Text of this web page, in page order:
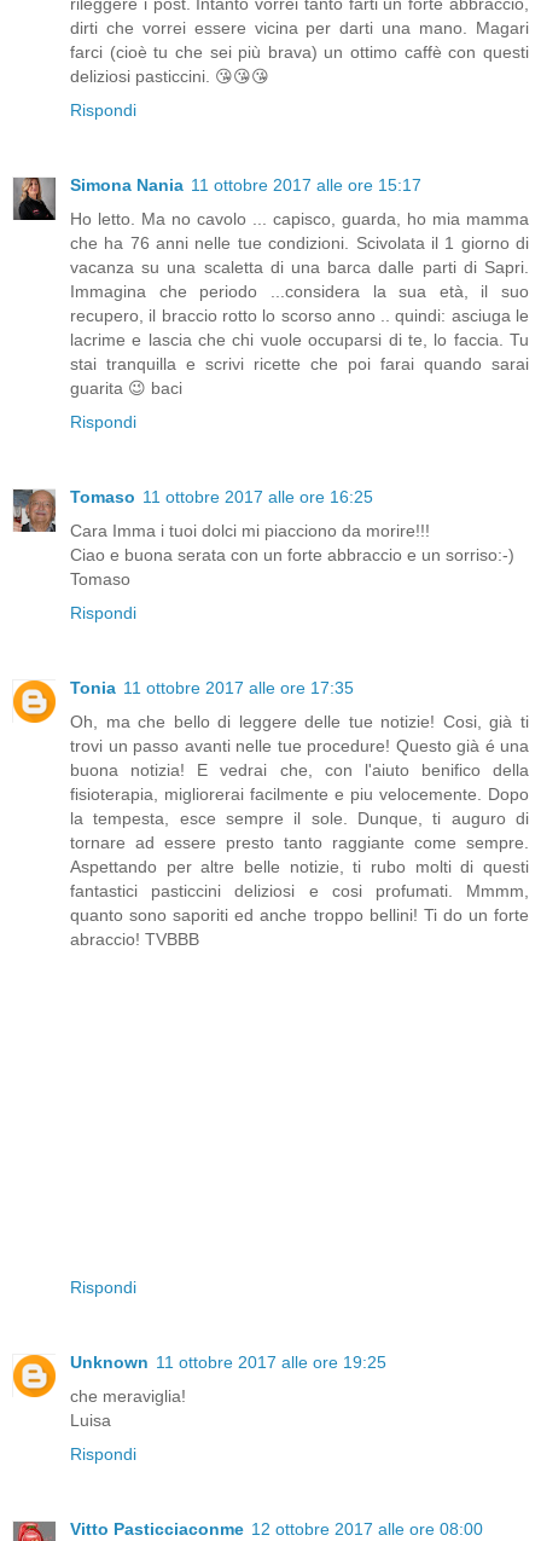
rileggere i post. Intanto vorrei tanto farti un forte abbraccio,
dirti che vorrei essere vicina per darti una mano. Magari
farci (cioè tu che sei più brava) un ottimo caffè con questi
deliziosi pasticcini. 😘😘😘
Rispondi
Simona Nania 11 ottobre 2017 alle ore 15:17
Ho letto. Ma no cavolo ... capisco, guarda, ho mia mamma
che ha 76 anni nelle tue condizioni. Scivolata il 1 giorno di
vacanza su una scaletta di una barca dalle parti di Sapri.
Immagina che periodo ...considera la sua età, il suo
recupero, il braccio rotto lo scorso anno .. quindi: asciuga le
lacrime e lascia che chi vuole occuparsi di te, lo faccia. Tu
stai tranquilla e scrivi ricette che poi farai quando sarai
guarita 😉 baci
Rispondi
Tomaso 11 ottobre 2017 alle ore 16:25
Cara Imma i tuoi dolci mi piacciono da morire!!!
Ciao e buona serata con un forte abbraccio e un sorriso:-)
Tomaso
Rispondi
Tonia 11 ottobre 2017 alle ore 17:35
Oh, ma che bello di leggere delle tue notizie! Cosi, già ti
trovi un passo avanti nelle tue procedure! Questo già é una
buona notizia! E vedrai che, con l'aiuto benifico della
fisioterapia, migliorerai facilmente e piu velocemente. Dopo
la tempesta, esce sempre il sole. Dunque, ti auguro di
tornare ad essere presto tanto raggiante come sempre.
Aspettando per altre belle notizie, ti rubo molti di questi
fantastici pasticcini deliziosi e cosi profumati. Mmmm,
quanto sono saporiti ed anche troppo bellini! Ti do un forte
abraccio! TVBBB
Rispondi
Unknown 11 ottobre 2017 alle ore 19:25
che meraviglia!
Luisa
Rispondi
Vitto Pasticciaconme 12 ottobre 2017 alle ore 08:00